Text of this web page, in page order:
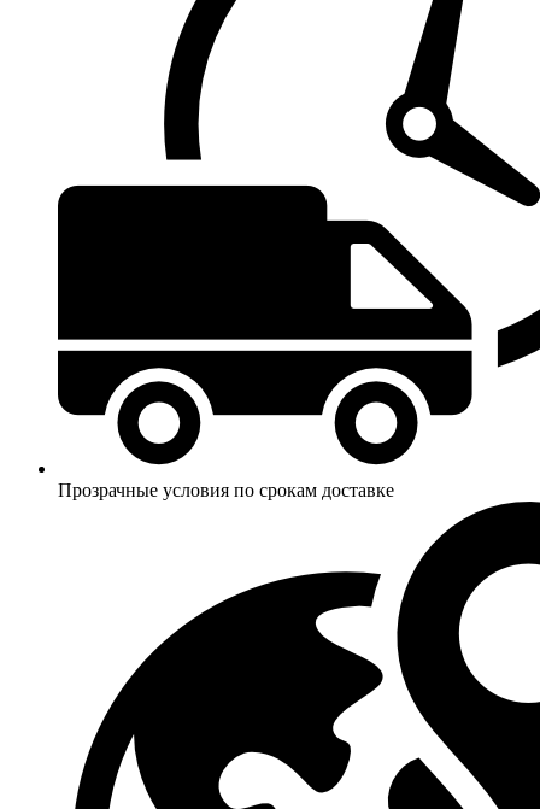
Прозрачные условия по срокам доставке